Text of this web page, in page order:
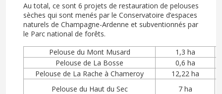
Au total, ce sont 6 projets de restauration de pelouses
sèches qui sont menés par le Conservatoire d’espaces
naturels de Champagne-Ardenne et subventionnés par
le Parc national de forêts.
Pelouse du Mont Musard
1,3 ha
Pelouse de La Bosse
0,6 ha
Pelouse de La Rache à Chameroy
12,22 ha
Pelouse du Haut du Sec
7 ha